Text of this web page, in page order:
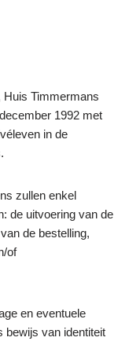
Huis Timmermans
1992 met
in de
zullen enkel
de uitvoering van de
de bestelling,
of
en eventuele
bewijs van identiteit